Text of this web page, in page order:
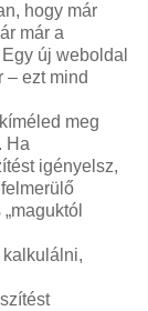
hogy már
már a
új weboldal
– ezt mind
meg
Ha
igényelsz,